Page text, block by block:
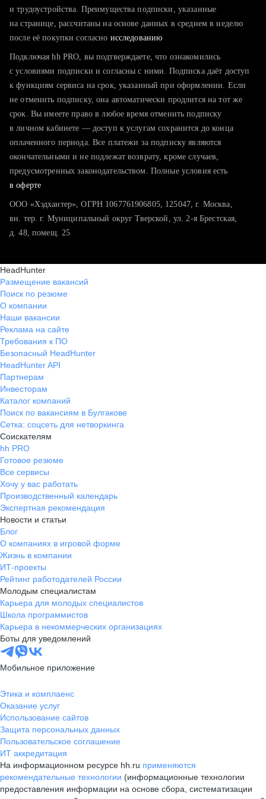
тратите много времени на поиск и вручную поднимаете
хотите сравнить себя с конкурентами и оценить шансы
и трудоустройства. Преимущества подписки, указанные
на странице, рассчитаны на основе данных в среднем в неделю
после её покупки согласно исследованию
Подключая hh PRO, вы подтверждаете, что ознакомились
с условиями подписки и согласны с ними. Подписка даёт доступ
к функциям сервиса на срок, указанный при оформлении. Если
не отменить подписку, она автоматически продлится на тот же
срок. Вы имеете право в любое время отменить подписку
в личном кабинете — доступ к услугам сохранится до конца
оплаченного периода. Все платежи за подписку являются
окончательными и не подлежат возврату, кроме случаев,
предусмотренных законодательством. Полные условия есть
в оферте
ООО «Хэдхантер», ОГРН 1067761906805, 125047, г. Москва,
вн. тер. г. Муниципальный округ Тверской, ул. 2-я Брестская,
д. 48, помещ. 25
HeadHunter
Размещение вакансий
Поиск по резюме
О компании
Наши вакансии
Реклама на сайте
Требования к ПО
Безопасный HeadHunter
HeadHunter API
Партнерам
Инвесторам
Каталог компаний
Поиск по вакансиям в Булгакове
Сетка: соцсеть для нетворкинга
Соискателям
hh PRO
Готовое резюме
Все сервисы
Хочу у вас работать
Производственный календарь
Экспертная рекомендация
Новости и статьи
Блог
О компаниях в игровой форме
Жизнь в компании
ИТ-проекты
Рейтинг работодателей России
Молодым специалистам
Карьера для молодых специалистов
Школа программистов
Карьера в некоммерческих организациях
Боты для уведомлений
Мобильное приложение
Этика и комплаенс
Оказание услуг
Использование сайтов
Защита персональных данных
Пользовательское соглашение
ИТ аккредитация
На информационном ресурсе hh.ru применяются
рекомендательные технологии (информационные технологии
предоставления информации на основе сбора, систематизации